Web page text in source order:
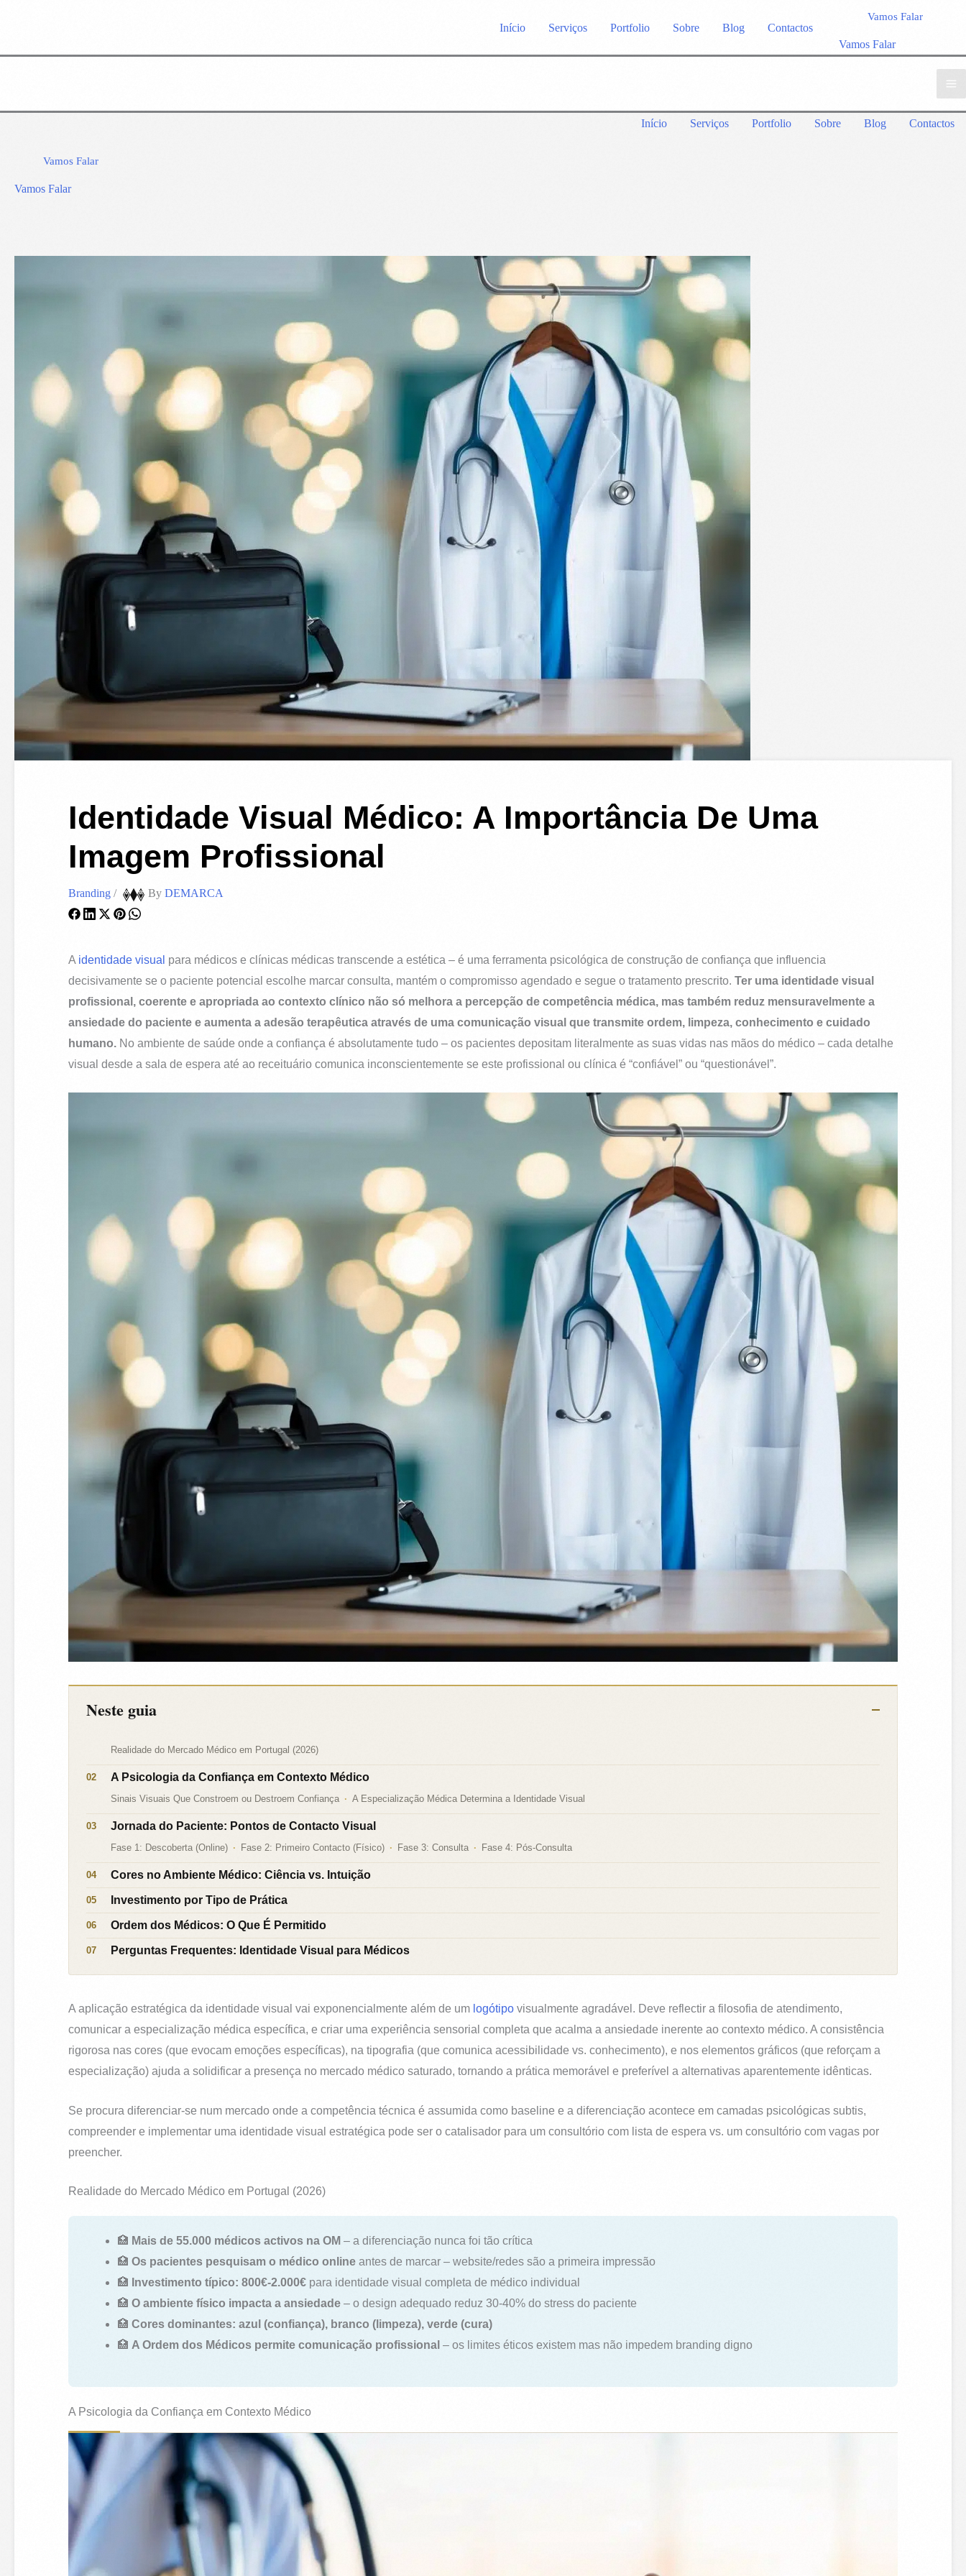
Início Serviços Portfolio Sobre Blog Contactos
Vamos Falar
Vamos Falar
Início Serviços Portfolio Sobre Blog Contactos
Vamos Falar
Vamos Falar
Identidade Visual Médico: A Importância De Uma
Imagem Profissional
Branding/ By DEMARCA
A identidade visual para médicos e clínicas médicas transcende a estética – é uma ferramenta psicológica de construção de confiança que influencia
decisivamente se o paciente potencial escolhe marcar consulta, mantém o compromisso agendado e segue o tratamento prescrito. Ter uma identidade visual
profissional, coerente e apropriada ao contexto clínico não só melhora a percepção de competência médica, mas também reduz mensuravelmente a
ansiedade do paciente e aumenta a adesão terapêutica através de uma comunicação visual que transmite ordem, limpeza, conhecimento e cuidado
humano.No ambiente de saúde onde a confiança é absolutamente tudo – os pacientes depositam literalmente as suas vidas nas mãos do médico – cada detalhe
visual desde a sala de espera até ao receituário comunica inconscientemente se este profissional ou clínica é “confiável” ou “questionável”.
Neste guia
Realidade do Mercado Médico em Portugal (2026)
A Psicologia da Confiança em Contexto Médico
Sinais Visuais Que Constroem ou Destroem Confiança A Especialização Médica Determina a Identidade Visual
Jornada do Paciente: Pontos de Contacto Visual
Fase 1: Descoberta (Online) Fase 2: Primeiro Contacto (Físico) Fase 3: Consulta Fase 4: Pós-Consulta
Cores no Ambiente Médico: Ciência vs. Intuição
Investimento por Tipo de Prática
Ordem dos Médicos: O Que É Permitido
Perguntas Frequentes: Identidade Visual para Médicos
A aplicação estratégica da identidade visual vai exponencialmente além de um logótipovisualmente agradável. Deve reflectir a filosofia de atendimento,
comunicar a especialização médica específica, e criar uma experiência sensorial completa que acalma a ansiedade inerente ao contexto médico. A consistência
rigorosa nas cores (que evocam emoções específicas), na tipografia (que comunica acessibilidade vs. conhecimento), e nos elementos gráficos (que reforçam a
especialização) ajuda a solidificar a presença no mercado médico saturado, tornando a prática memorável e preferível a alternativas aparentemente idênticas.
Se procura diferenciar-se num mercado onde a competência técnica é assumida como baseline e a diferenciação acontece em camadas psicológicas subtis,
compreender e implementar uma identidade visual estratégica pode ser o catalisador para um consultório com lista de espera vs. um consultório com vagas por
preencher.
Realidade do Mercado Médico em Portugal (2026)
🏥 Mais de 55.000 médicos activos na OM – a diferenciação nunca foi tão crítica
🏥 Os pacientes pesquisam o médico onlineantes de marcar – website/redes são a primeira impressão
🏥
Investimento típico: 800€-2.000€para identidade visual completa de médico individual
🏥 O ambiente físico impacta a ansiedade– o design adequado reduz 30-40% do stress do paciente
🏥 Cores dominantes: azul (confiança), branco (limpeza), verde (cura)
🏥 A Ordem dos Médicos permite comunicação profissional – os limites éticos existem mas não impedem branding digno
A Psicologia da Confiança em Contexto Médico